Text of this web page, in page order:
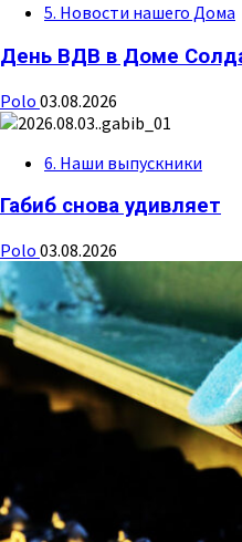
5. Новости нашего Дома
День ВДВ в Доме
Polo 03.08.2026
6. Наши выпускники
Габиб снова удивляет
Polo 03.08.2026